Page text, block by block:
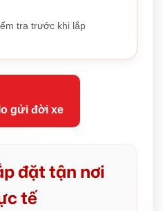
tra trước khi lắp
gửi đời xe
đặt tận nơi
tế